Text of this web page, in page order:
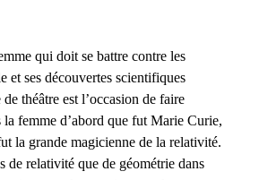
qui doit se battre contre les
et ses découvertes scientifiques
théâtre est l’occasion de faire
femme d’abord que fut Marie Curie,
la grande magicienne de la relativité.
de relativité que de géométrie dans